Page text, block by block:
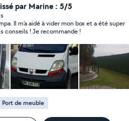
meubles , aide
clients, je suis à votre service ! j'ai la
une 2eme personne de confiance
transport de meubles.
vous louer du matériel pour
jardin : tondeuse thermique,
rotofil électrique, taille haie
thermique sur perche. À bientôt!
par Marine : 5/5
Il m’a aidé à vider mon box et a été super
conseils ! Je recommande !
Port de meuble